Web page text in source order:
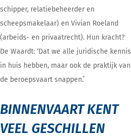
schipper, relatiebeheerder en
scheepsmakelaar) en Vivian Roeland
(arbeids- en privaatrecht). Hun kracht?
De Waardt: ‘Dat we alle juridische kennis
in huis hebben, maar ook de praktijk van
de beroepsvaart snappen.’
BINNENVAART KENT
VEEL GESCHILLEN